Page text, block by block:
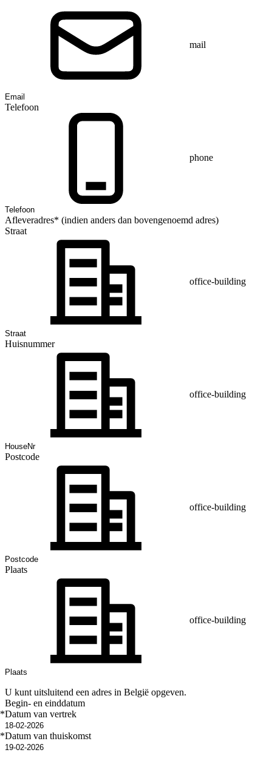
mail
Telefoon
phone
Afleveradres* (indien anders dan bovengenoemd adres)
Straat
office-building
Huisnummer
office-building
Postcode
office-building
Plaats
office-building
U kunt uitsluitend een adres in België opgeven.
Begin- en einddatum
*Datum van vertrek
*Datum van thuiskomst